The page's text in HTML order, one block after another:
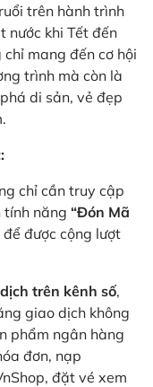
trên hành trình
nước khi Tết đến
mang đến cơ hội
trình mà còn là
di sản, vẻ đẹp
chỉ cần truy cập
tính năng “Đón Mã
được cộng lượt
trên kênh số,
giao dịch không
phẩm ngân hàng
đơn, nạp
đặt vé xem